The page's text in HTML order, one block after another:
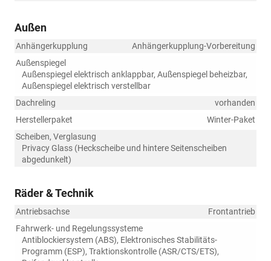
Außen
Anhängerkupplung
Anhängerkupplung-Vorbereitung
Außenspiegel
Außenspiegel elektrisch anklappbar, Außenspiegel beheizbar,
Außenspiegel elektrisch verstellbar
Dachreling
vorhanden
Herstellerpaket
Winter-Paket
Scheiben, Verglasung
Privacy Glass (Heckscheibe und hintere Seitenscheiben
abgedunkelt)
Räder & Technik
Antriebsachse
Frontantrieb
Fahrwerk- und Regelungssysteme
Antiblockiersystem (ABS), Elektronisches Stabilitäts-
Programm (ESP), Traktionskontrolle (ASR/CTS/ETS),